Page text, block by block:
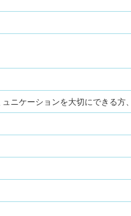
ニケーションを大切にできる